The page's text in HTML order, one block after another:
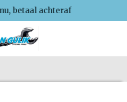
betaal achteraf